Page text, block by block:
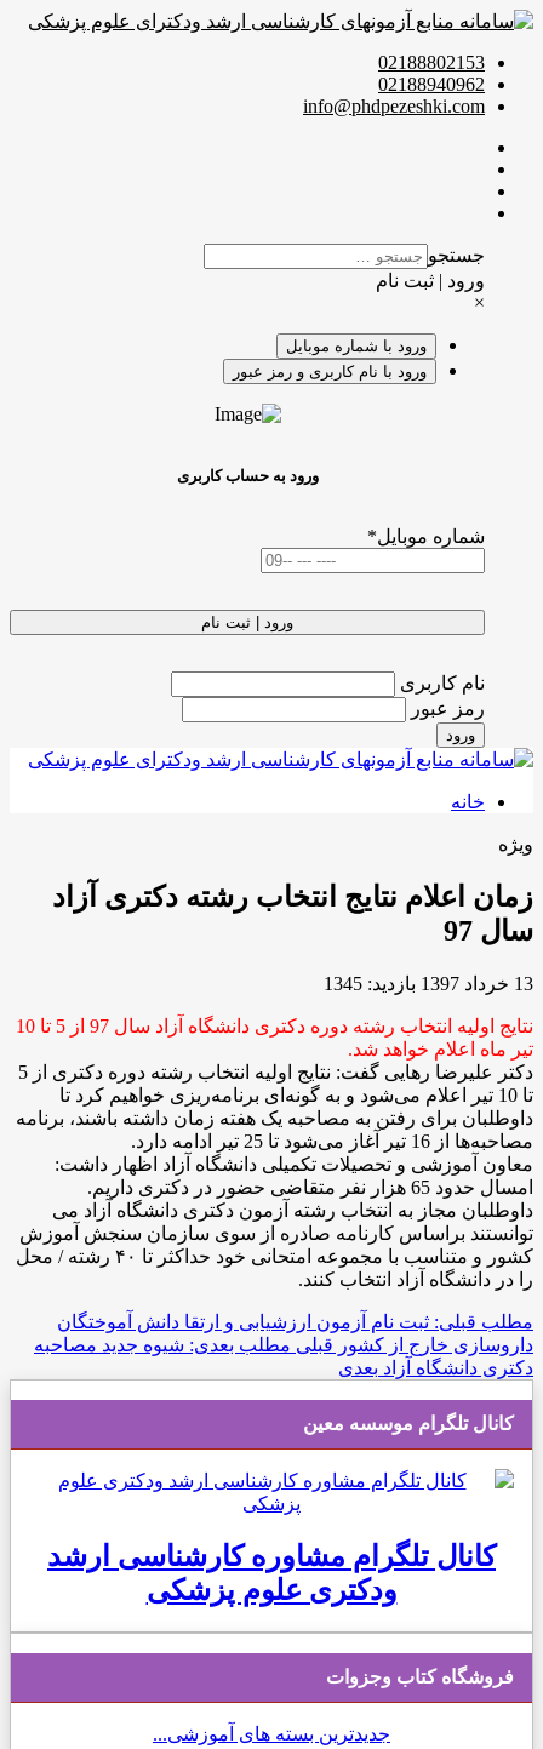
02188802153
02188940962
info@phdpezeshki.com
جستجو
ورود | ثبت نام
×
ورود با شماره موبایل
ورود با نام کاربری و رمز عبور
ورود به حساب کاربری
شماره موبایل*
ورود | ثبت نام
نام کاربری
رمز عبور
ورود
خانه
ویژه
زمان اعلام نتایج انتخاب رشته دکتری آزاد
سال 97
13 خرداد 1397 بازدید: 1345
نتایج اولیه انتخاب رشته دوره دکتری دانشگاه آزاد سال 97 از 5 تا 10
تیر ماه اعلام خواهد شد.
دکتر علیرضا رهایی گفت: نتایج اولیه انتخاب رشته دوره دکتری از 5
تا 10 تیر اعلام می‌شود و به گونه‌ای برنامه‌ریزی خواهیم کرد تا
داوطلبان برای رفتن به مصاحبه یک هفته زمان داشته باشند، برنامه
مصاحبه‌ها از 16 تیر آغاز می‌شود تا 25 تیر ادامه دارد.
معاون آموزشی و تحصیلات تکمیلی دانشگاه آزاد اظهار داشت:
امسال حدود 65 هزار نفر متقاضی حضور در دکتری داریم.
داوطلبان مجاز به انتخاب رشته آزمون دکتری دانشگاه آزاد می
توانستند براساس کارنامه صادره از سوی سازمان سنجش آموزش
کشور و متناسب با مجموعه امتحانی خود حداکثر تا ۴۰ رشته / محل
را در دانشگاه آزاد انتخاب کنند.
مطلب قبلی: ثبت نام آزمون ارزشیابی و ارتقا دانش آموختگان
داروسازی خارج از کشور قبلی مطلب بعدی: شیوه جدید مصاحبه
دکتری دانشگاه آزاد بعدی
کانال تلگرام موسسه معین
کانال تلگرام مشاوره کارشناسی ارشد
ودکتری علوم پزشکی
فروشگاه کتاب وجزوات
جدیدترین بسته های آموزشی...